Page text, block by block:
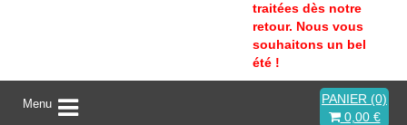
traitées dès notre
retour. Nous vous
souhaitons un bel
été !
A
Menu
PANIER (0)
0,00 €